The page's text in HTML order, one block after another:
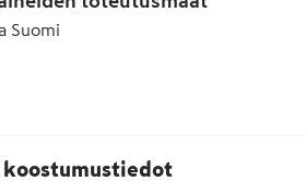
Suomi
koostumustiedot